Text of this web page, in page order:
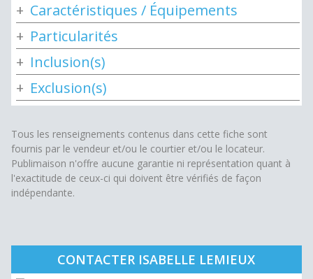
Caractéristiques / Équipements
Particularités
Inclusion(s)
Exclusion(s)
Tous les renseignements contenus dans cette fiche sont
fournis par le vendeur et/ou le courtier et/ou le locateur.
Publimaison n'offre aucune garantie ni représentation quant à
l'exactitude de ceux-ci qui doivent être vérifiés de façon
indépendante.
CONTACTER ISABELLE LEMIEUX